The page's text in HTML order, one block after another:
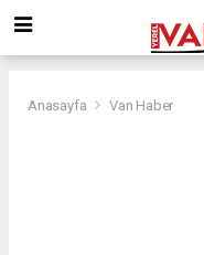
Anasayfa Van Haber